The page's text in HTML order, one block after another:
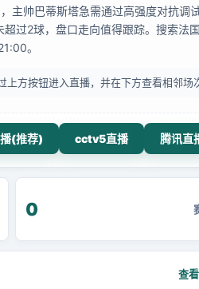
主帅巴蒂斯塔急需通过高强度对抗调
过2球，盘口走向值得跟踪。搜索法
。
方按钮进入直播，并在下方查看相邻场
(推荐) cctv5直播 腾讯直
0
查